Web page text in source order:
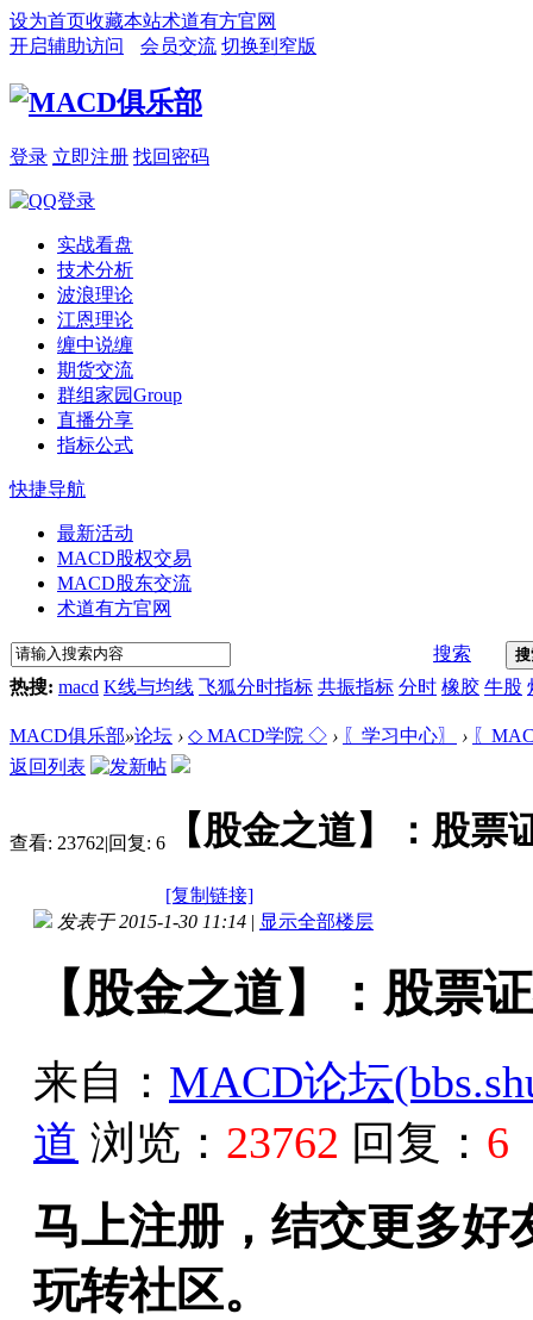
设为首页收藏本站术道有方官网
开启辅助访问
会员交流 切换到窄版
登录 立即注册 找回密码
实战看盘
技术分析
波浪理论
江恩理论
缠中说缠
期货交流
群组家园Group
直播分享
指标公式
快捷导航
最新活动
MACD股权交易
MACD股东交流
术道有方官网
搜索
热搜: macd K线与均线 飞狐分时指标 共振指标 分时 橡胶 牛股
MACD俱乐部»论坛 › ◇ MACD学院 ◇ › 〖学习中心〗 › 〖
返回列表
查看: 23762|回复: 6 【股金之道】：股票
[复制链接]
发表于 2015-1-30 11:14 | 显示全部楼层
【股金之道】：股票
来自： MACD论坛
道 浏览： 23762 回复： 6
马上注册，结交更多好
玩转社区。